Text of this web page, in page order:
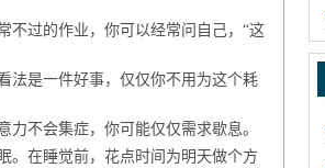
过的作业，你可以经常问自己，“这
是一件好事，仅仅你不用为这个耗
不会集症，你可能仅仅需求歇息。
在睡觉前，花点时间为明天做个方